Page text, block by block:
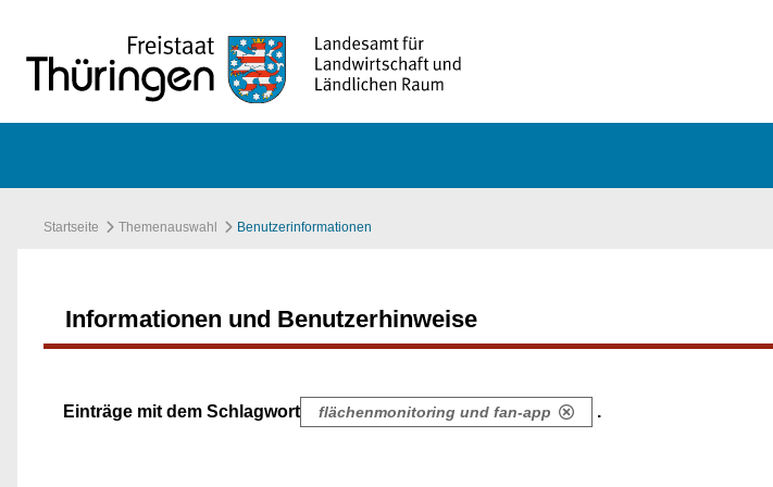
Startseite Themenauswahl Benutzerinformationen
Informationen und Benutzerhinweise
Einträge mit dem Schlagwort flächenmonitoring und fan-app .